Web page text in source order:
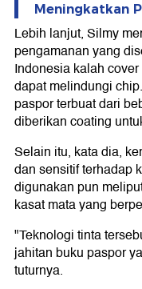
Meningkatkan
Lebih lanjut, Silmy
pengamanan yang
Indonesia kalah
dapat melindungi
paspor terbuat dari
diberikan coating
Selain itu, kata dia,
dan sensitif terhadap
digunakan pun
kasat mata yang
"Teknologi tinta
jahitan buku paspor
tuturnya.